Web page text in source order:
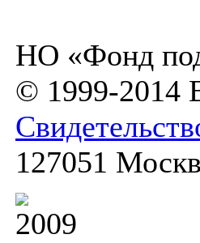
НО «Фонд
© 1999-2014
127051
2009